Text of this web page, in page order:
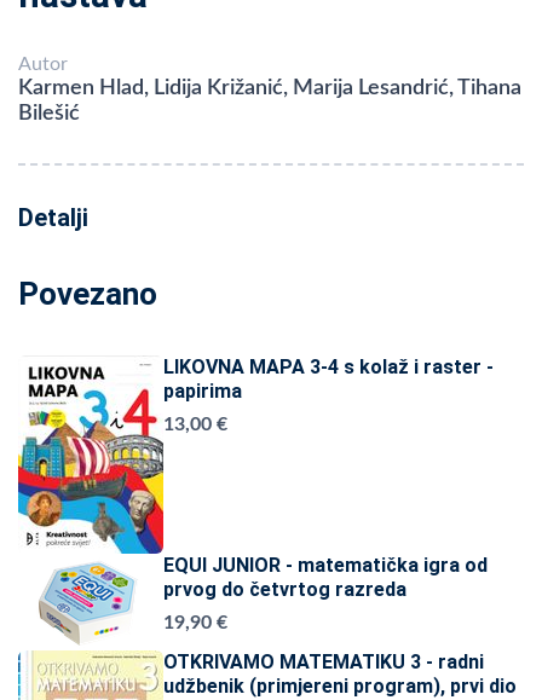
Autor
Karmen Hlad, Lidija Križanić, Marija Lesandrić, Tihana
Bilešić
Detalji
Povezano
LIKOVNA MAPA 3-4 s kolaž i raster -
papirima
13,00 €
EQUI JUNIOR - matematička igra od
prvog do četvrtog razreda
19,90 €
OTKRIVAMO MATEMATIKU 3 - radni
udžbenik (primjereni program), prvi dio